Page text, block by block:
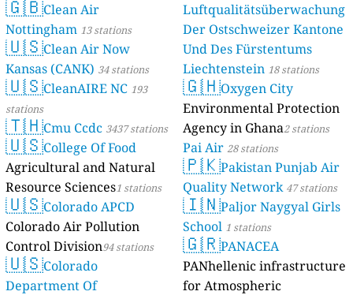
🇬🇧Clean Air
Nottingham 13 stations
🇺🇸Clean Air Now
Kansas (CANK) 34 stations
🇺🇸CleanAIRE NC 193
stations
🇹🇭Cmu Ccdc 3437 stations
🇺🇸College Of Food
Agricultural and Natural
Resource Sciences1 stations
🇺🇸Colorado APCD
Colorado Air Pollution
Control Division94 stations
🇺🇸Colorado
Department Of
Luftqualitätsüberwachung
Der Ostschweizer Kantone
Und Des Fürstentums
Liechtenstein 18 stations
🇬🇭Oxygen City
Environmental Protection
Agency in Ghana2 stations
Pai Air 28 stations
🇵🇰Pakistan Punjab Air
Quality Network 47 stations
🇮🇳Paljor Naygyal Girls
School 1 stations
🇬🇷PANACEA
PANhellenic infrastructure
for Atmospheric